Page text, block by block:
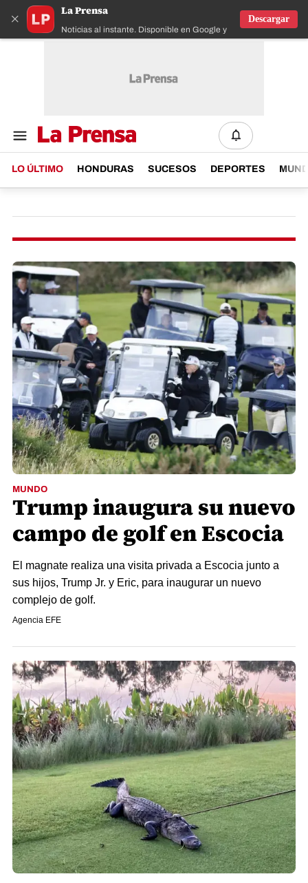
×
La Prensa
Noticias al instante. Disponible en Google y IOS
Descargar
LO ÚLTIMO HONDURAS SUCESOS DEPORTES
MUNDO
Trump inaugura su nuevo
campo de golf en Escocia
El magnate realiza una visita privada a Escocia junto a
sus hijos, Trump Jr. y Eric, para inaugurar un nuevo
complejo de golf.
Agencia EFE